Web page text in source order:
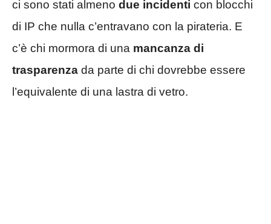
ci sono stati almeno due incidenti con blocchi
di IP che nulla c’entravano con la pirateria. E
c’è chi mormora di una mancanza di
trasparenza da parte di chi dovrebbe essere
l’equivalente di una lastra di vetro.